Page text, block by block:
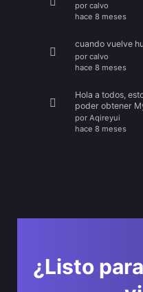
por calvo
hace 8 meses
cuando vuelve
por calvo
hace 8 meses
Hola a todos,
poder obtener
por Aqireyui
hace 8 meses
¿Listo